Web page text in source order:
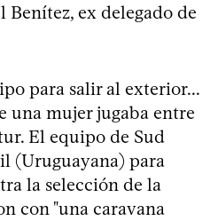
Benítez, ex delegado de
para salir al exterior...
una mujer jugaba entre
El equipo de Sud
(Uruguayana) para
la selección de la
con "una caravana